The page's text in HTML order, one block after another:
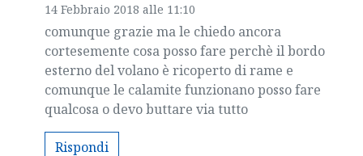
14 Febbraio 2018 alle 11:10
comunque grazie ma le chiedo ancora
cortesemente cosa posso fare perchè il bordo
esterno del volano è ricoperto di rame e
comunque le calamite funzionano posso fare
qualcosa o devo buttare via tutto
Rispondi